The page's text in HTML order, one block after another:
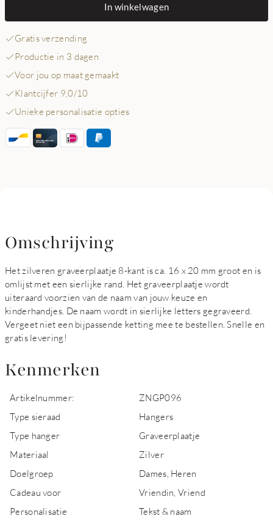
In winkelwagen
Gratis verzending
Productie in 3 dagen
Voor jou op maat gemaakt
Klantcijfer 9,0/10
Unieke personalisatie opties
Omschrijving
Het zilveren graveerplaatje 8-kant is ca. 16 x 20 mm groot en is
omlijst met een sierlijke rand. Het graveerplaatje wordt
uiteraard voorzien van de naam van jouw keuze en
kinderhandjes. De naam wordt in sierlijke letters gegraveerd.
Vergeet niet een bijpassende ketting mee te bestellen. Snelle en
gratis levering!
Kenmerken
Artikelnummer:
ZNGP096
Type sieraad
Hangers
Type hanger
Graveerplaatje
Materiaal
Zilver
Doelgroep
Dames, Heren
Cadeau voor
Vriendin, Vriend
Personalisatie
Tekst & naam